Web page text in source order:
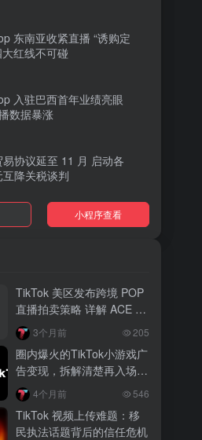
东南亚收紧直播 “诱购定
红线不可碰
入驻巴西首年业绩亮眼
数据暴涨
协议延至 11 月 启动各
降关税谈判
上线 “三日达” 标签 履约
下单
爱尔兰全面开放入驻 本土
开店
塞风靡欧美 DTC 品牌单日
万元
小程序查看
TikTok 美区发布跨境 POP
直播拍卖策略 详解 ACE 选
品与三大拍卖机制
3个月前 205
圈内爆火的TikTok小游戏广
告变现，拆解清楚再入场，
别盲目跟风
4个月前 546
TikTok 视频上传难题：移
民执法话题背后的信任危机